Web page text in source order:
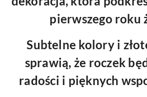
pierwszego roku
Subtelne kolory i
sprawią, że roczek
radości i pięknych